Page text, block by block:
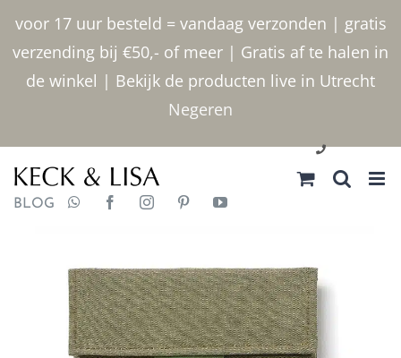
voor 17 uur besteld = vandaag verzonden | gratis
verzending bij €50,- of meer | Gratis af te halen in
de winkel | Bekijk de producten live in Utrecht
Negeren
inhoud
030 2400000
BLOG